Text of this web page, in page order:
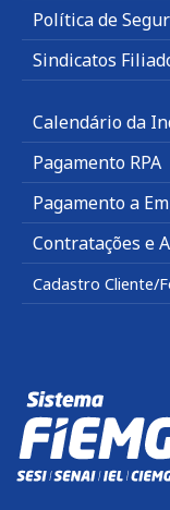
Política de
Sindicatos
Calendário da
Pagamento RPA
Pagamento a
Contratações e
Cadastro Cliente/